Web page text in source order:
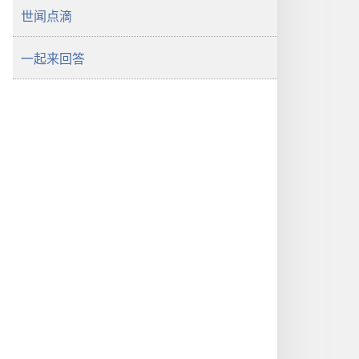
世闻点滴
一起来回答